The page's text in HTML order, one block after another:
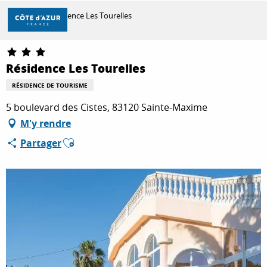
Aller
contenu
principal
DÉCOUVRIR
À FAIRE
SÉJOURNER
Accueil Résidence Les Tourelles
Résidence Les Tourelles
RÉSIDENCE DE TOURISME
5 boulevard des Cistes, 83120 Sainte-Maxime
M'y rendre
PartagerAjouter aux favoris